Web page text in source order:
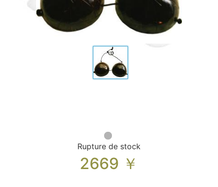
Sacs, Bijoux et Accessoires (33)
Textile (27)
Rupture de stock
2669 ￥